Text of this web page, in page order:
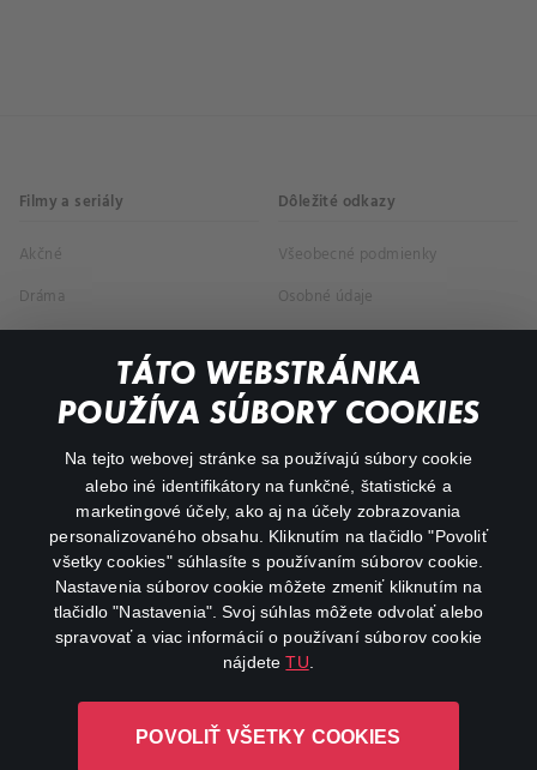
TÁTO WEBSTRÁNKA
POUŽÍVA SÚBORY COOKIES
Na tejto webovej stránke sa používajú súbory cookie
alebo iné identifikátory na funkčné, štatistické a
marketingové účely, ako aj na účely zobrazovania
personalizovaného obsahu. Kliknutím na tlačidlo "Povoliť
všetky cookies" súhlasíte s používaním súborov cookie.
Nastavenia súborov cookie môžete zmeniť kliknutím na
tlačidlo "Nastavenia". Svoj súhlas môžete odvolať alebo
spravovať a viac informácií o používaní súborov cookie
nájdeteTU
POVOLIŤ VŠETKY COOKIES
Filmy a seriály
Akčné
Dráma
Dôležité odkazy
Všeobecné podmienky
Osobné údaje
O aplikácii Canal+
Canal+ Luxembourg S. à r.l. so sídlom Rue Albert Borschette 4,